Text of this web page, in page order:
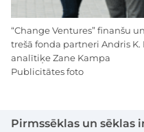
Pirmssēklas un sēklas
“Change Ventures” finanšu
trešā fonda partneri Andris K.
analītiķe Zane Kampa
Publicitātes foto